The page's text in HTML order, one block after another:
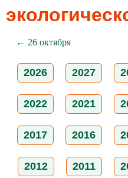
← 26 октября
2026 2027
2022 2021
2017 2016
2012 2011